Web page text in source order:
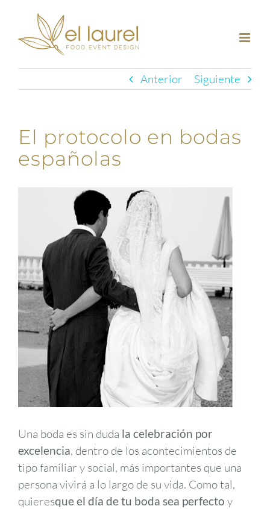
contenido
Anterior Siguiente
El protocolo en bodas
españolas
Una boda es sin duda la celebración por
excelencia, dentro de los acontecimientos de
tipo familiar y social, más importantes que una
persona vivirá a lo largo de su vida. Como tal,
quieresque el día de tu boda sea perfecto y